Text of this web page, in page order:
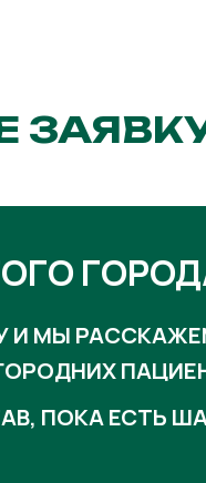
И МЫ
ПОКА ЕСТЬ